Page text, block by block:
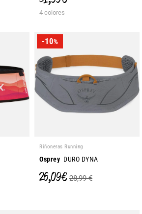
4 colores
-10%
Riñoneras Running
Osprey DURO DYNA
26,09 € 28,99 €